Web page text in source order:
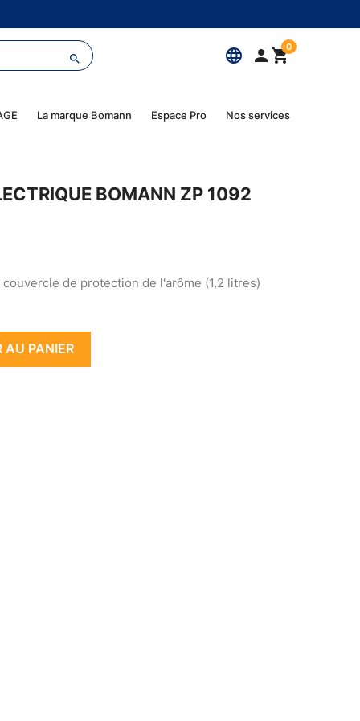
language  0

La marque Bomann Espace Pro Nos services
BOMANN ZP 1092
de protection de l'arôme (1,2 litres)
AU PANIER